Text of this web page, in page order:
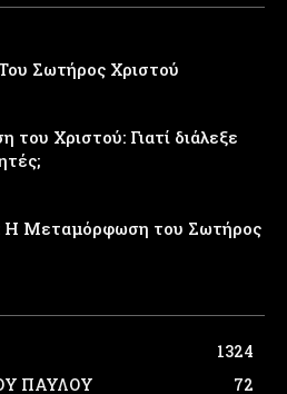
Σωτήρος Χριστού
Χριστού: Γιατί διάλεξε
Η Μεταμόρφωση του Σωτήρος
1324
ΠΑΥΛΟΥ
72